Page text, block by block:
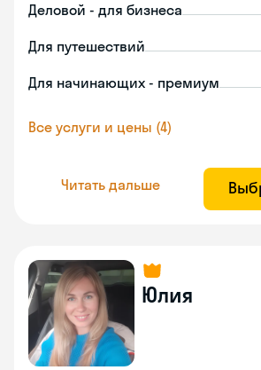
Деловой - для бизнеса
Для путешествий
Для начинающих - премиум
Все услуги и цены (4)
Читать дальше
Юлия